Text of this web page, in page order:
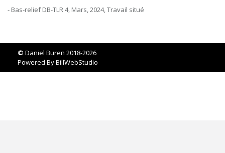
- Bas-relief DB-TLR 4, Mars, 2024, Travail situé
© Daniel Buren 2018-2026
Powered ByBillWebStudio